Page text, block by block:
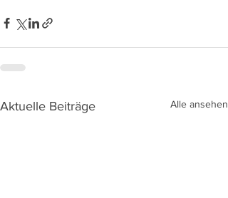
Aktuelle Beiträge Alle ansehen